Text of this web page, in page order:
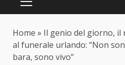
PRIMARY
Home » Il genio del giorno, il
al funerale urlando: “Non
bara, sono vivo”